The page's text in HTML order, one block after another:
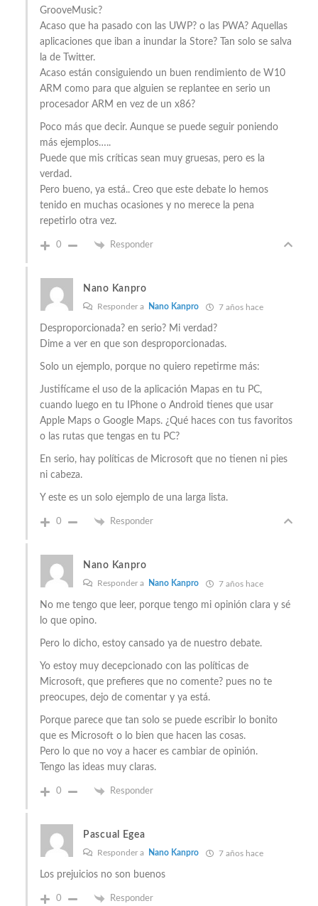
GrooveMusic?
Acaso que ha pasado con las UWP? o las PWA? Aquellas
aplicaciones que iban a inundar la Store? Tan solo se salva
la de Twitter.
Acaso están consiguiendo un buen rendimiento de W10
ARM como para que alguien se replantee en serio un
procesador ARM en vez de un x86?
Poco más que decir. Aunque se puede seguir poniendo
más ejemplos…..
Puede que mis críticas sean muy gruesas, pero es la
verdad.
Pero bueno, ya está.. Creo que este debate lo hemos
tenido en muchas ocasiones y no merece la pena
repetirlo otra vez.
0 Responder
Nano Kanpro
Responder a Nano Kanpro 7 años hace
Desproporcionada? en serio? Mi verdad?
Dime a ver en que son desproporcionadas.
Solo un ejemplo, porque no quiero repetirme más:
Justifícame el uso de la aplicación Mapas en tu PC,
cuando luego en tu IPhone o Android tienes que usar
Apple Maps o Google Maps. ¿Qué haces con tus favoritos
o las rutas que tengas en tu PC?
En serio, hay políticas de Microsoft que no tienen ni pies
ni cabeza.
Y este es un solo ejemplo de una larga lista.
0 Responder
Nano Kanpro
Responder a Nano Kanpro 7 años hace
No me tengo que leer, porque tengo mi opinión clara y sé
lo que opino.
Pero lo dicho, estoy cansado ya de nuestro debate.
Yo estoy muy decepcionado con las políticas de
Microsoft, que prefieres que no comente? pues no te
preocupes, dejo de comentar y ya está.
Porque parece que tan solo se puede escribir lo bonito
que es Microsoft o lo bien que hacen las cosas.
Pero lo que no voy a hacer es cambiar de opinión.
Tengo las ideas muy claras.
0 Responder
Pascual Egea
Responder a Nano Kanpro 7 años hace
Los prejuicios no son buenos
0 Responder